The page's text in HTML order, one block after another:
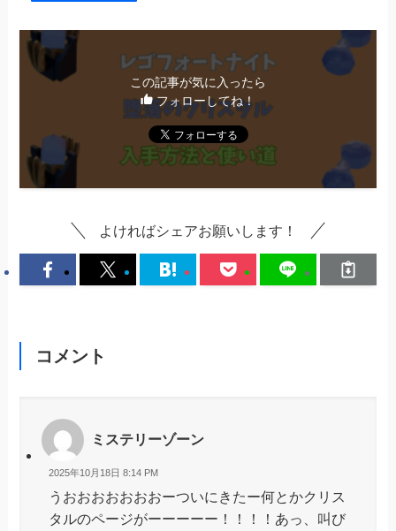
この記事が気に入ったら
フォローしてね！
よければシェアお願いします！
コメント
ミステリーゾーン
2025年10月18日 8:14 PM
うおおおおおおおーついにきたー何とかクリス
タルのページがーーーーー！！！！あっ、叫び